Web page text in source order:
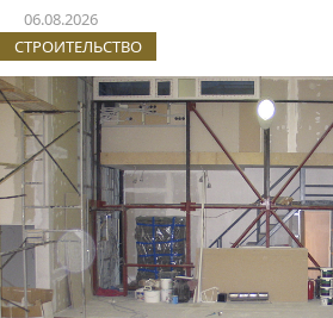
06.08.2026
СТРОИТЕЛЬСТВО